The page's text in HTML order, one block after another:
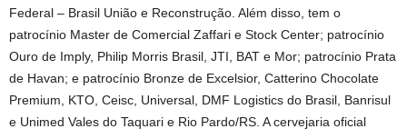
Federal – Brasil União e Reconstrução. Além disso, tem o
patrocínio Master de Comercial Zaffari e Stock Center; patrocínio
Ouro de Imply, Philip Morris Brasil, JTI, BAT e Mor; patrocínio Prata
de Havan; e patrocínio Bronze de Excelsior, Catterino Chocolate
Premium, KTO, Ceisc, Universal, DMF Logistics do Brasil, Banrisul
e Unimed Vales do Taquari e Rio Pardo/RS. A cervejaria oficial